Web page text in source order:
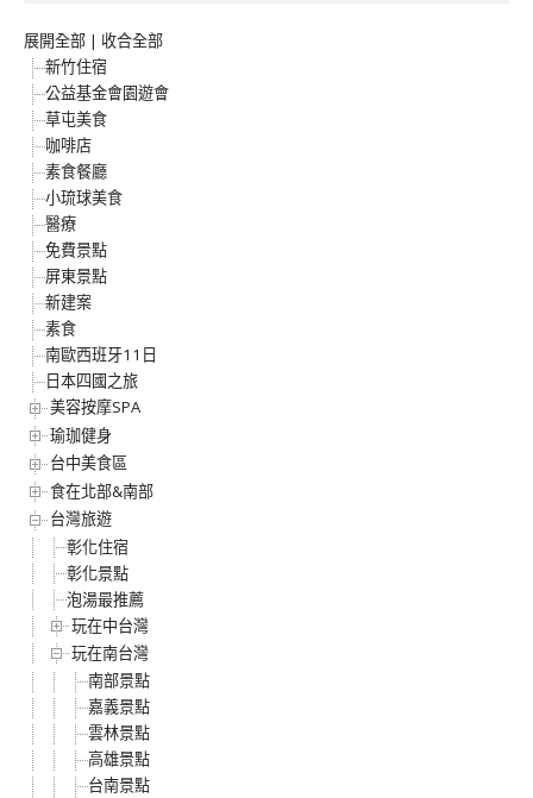
展開全部 | 收合全部
新竹住宿
公益基金會園遊會
草屯美食
咖啡店
素食餐廳
小琉球美食
醫療
免費景點
屏東景點
新建案
素食
南歐西班牙11日
日本四國之旅
美容按摩SPA
瑜珈健身
台中美食區
食在北部&南部
台灣旅遊
彰化住宿
彰化景點
泡湯最推薦
玩在中台灣
玩在南台灣
南部景點
嘉義景點
雲林景點
高雄景點
台南景點